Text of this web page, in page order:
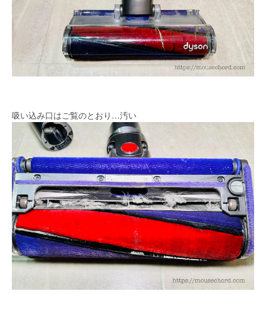
吸い込み口はご覧のとおり…汚い